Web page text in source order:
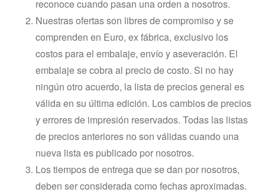
reconoce cuando pasan una orden a nosotros.
Nuestras ofertas son libres de compromiso y se
comprenden en Euro, ex fábrica, exclusivo los
costos para el embalaje, envío y aseveración. El
embalaje se cobra al precio de costo. Si no hay
ningún otro acuerdo, la lista de precios general es
válida en su última edición. Los cambios de precios
y errores de impresión reservados. Todas las listas
de precios anteriores no son válidas cuando una
nueva lista es publicado por nosotros.
Los tiempos de entrega que se dan por nosotros,
deben ser considerada como fechas aproximadas.